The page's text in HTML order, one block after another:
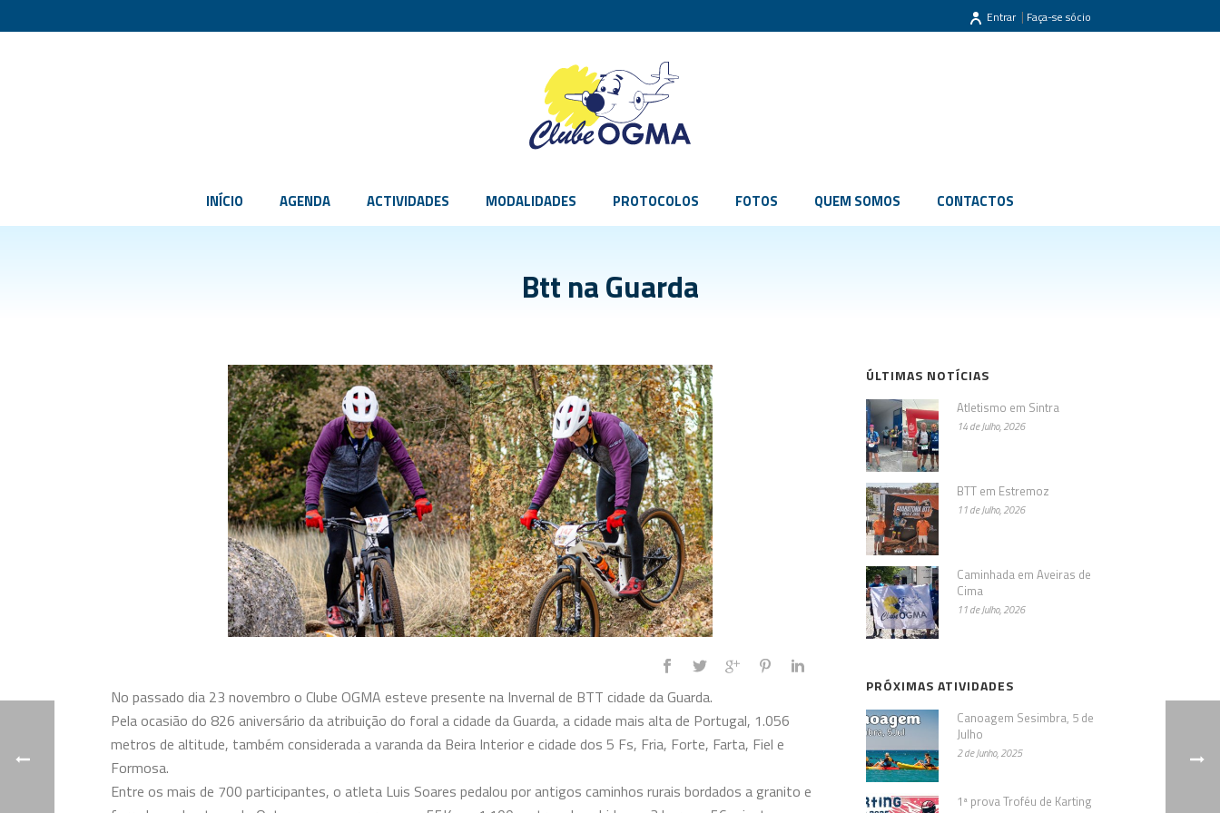
Entrar | Faça-se sócio
INÍCIO AGENDA ACTIVIDADES MODALIDADES PROTOCOLOS FOTOS QUEM SOMOS CONTACTOS
Btt na Guarda
No passado dia 23 novembro o Clube OGMA esteve presente na Invernal de BTT cidade da Guarda.
Pela ocasião do 826 aniversário da atribuição do foral a cidade da Guarda, a cidade mais alta de Portugal, 1.056
metros de altitude, também considerada a varanda da Beira Interior e cidade dos 5 Fs, Fria, Forte, Farta, Fiel e
Formosa.
Entre os mais de 700 participantes, o atleta Luis Soares pedalou por antigos caminhos rurais bordados a granito e
ÚLTIMAS NOTÍCIAS
Atletismo em Sintra
14 de Julho, 2026
BTT em Estremoz
11 de Julho, 2026
Caminhada em Aveiras de
Cima
11 de Julho, 2026
PRÓXIMAS ATIVIDADES
Canoagem Sesimbra, 5 de
Julho
2 de Junho, 2025
1ª prova Troféu de Karting